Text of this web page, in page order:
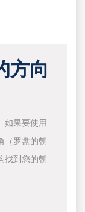
方向
如果要使用
（罗盘的朝
找到您的朝